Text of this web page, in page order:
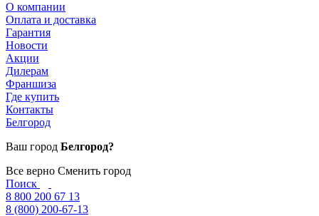
О компании
Оплата и доставка
Гарантия
Новости
Акции
Дилерам
Франшиза
Где купить
Контакты
Белгород
Ваш город Белгород?
Все верно Сменить город
Поиск
8 800 200 67 13
8 (800) 200-67-13